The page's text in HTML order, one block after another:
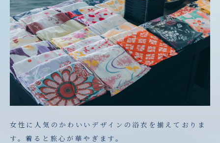
女性に人気のかわいいデザインの浴衣を揃えておりま
す。着ると旅心が華やぎます。